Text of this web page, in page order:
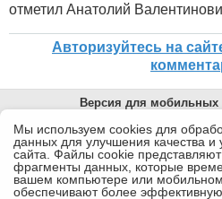
отметил Анатолий
Авторизуйтесь на
Версия для мобильных
© 2026 Беломорканал
Joomla!is Free Software released
License.
Mobile version by
Мы используем cookies для
данных для улучшения качества и
сайта. Файлы cookie
фрагменты данных, которые
вашем компьютере или мобильном
обеспечивают более эффективную